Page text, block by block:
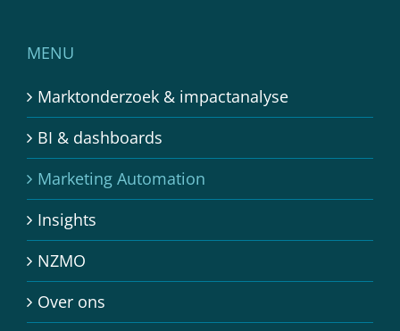
MENU
Marktonderzoek & impactanalyse
BI & dashboards
Marketing Automation
Insights
NZMO
Over ons